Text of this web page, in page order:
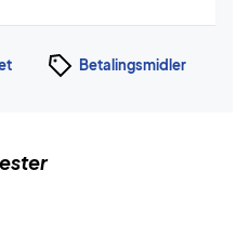
Betalingsmidler